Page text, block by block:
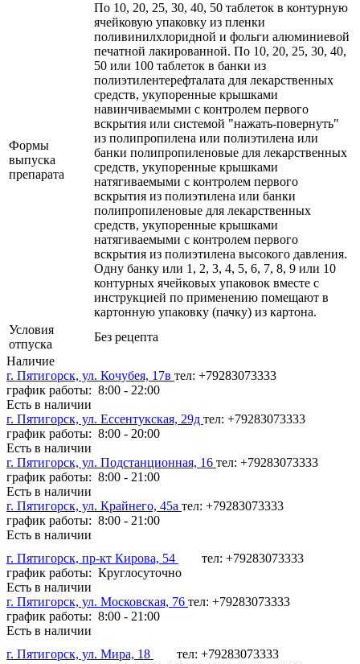
Формы
выпуска
препарата
По 10, 20, 25, 30, 40, 50 таблеток в контурную
ячейковую упаковку из пленки
поливинилхлоридной и фольги алюминиевой
печатной лакированной. По 10, 20, 25, 30, 40,
50 или 100 таблеток в банки из
полиэтилентерефталата для лекарственных
средств, укупоренные крышками
навинчиваемыми с контролем первого
вскрытия или системой "нажать-повернуть"
из полипропилена или полиэтилена или
банки полипропиленовые для лекарственных
средств, укупоренные крышками
натягиваемыми с контролем первого
вскрытия из полиэтилена или банки
полипропиленовые для лекарственных
средств, укупоренные крышками
натягиваемыми с контролем первого
вскрытия из полиэтилена высокого давления.
Одну банку или 1, 2, 3, 4, 5, 6, 7, 8, 9 или 10
контурных ячейковых упаковок вместе с
инструкцией по применению помещают в
картонную упаковку (пачку) из картона.
Условия
отпуска
Без рецепта
Наличие
г. Пятигорск, ул. Кочубея, 17в тел: +79283073333
график работы: 8:00 - 22:00
Есть в наличии
г. Пятигорск, ул. Ессентукская, 29д тел: +79283073333
график работы: 8:00 - 20:00
Есть в наличии
г. Пятигорск, ул. Подстанционная, 16 тел: +79283073333
график работы: 8:00 - 21:00
Есть в наличии
г. Пятигорск, ул. Крайнего, 45а тел: +79283073333
график работы: 8:00 - 21:00
Есть в наличии
г. Пятигорск, пр-кт Кирова, 54
тел: +79283073333
график работы: Круглосуточно
Есть в наличии
г. Пятигорск, ул. Московская, 76 тел: +79283073333
график работы: 8:00 - 21:00
Есть в наличии
г. Пятигорск, ул. Мира, 18
тел: +79283073333